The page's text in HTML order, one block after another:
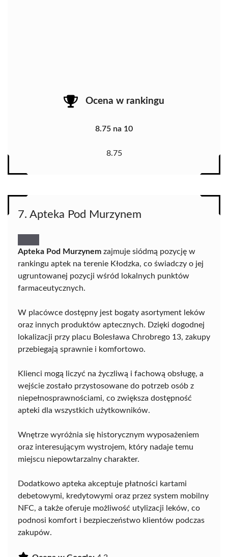
Ocena w rankingu
8.75 na 10
8.75
7. Apteka Pod Murzynem
Apteka Pod Murzynem zajmuje siódmą pozycję w
rankingu aptek na terenie Kłodzka, co świadczy o jej
ugruntowanej pozycji wśród lokalnych punktów
farmaceutycznych.
W placówce dostępny jest bogaty asortyment leków
oraz innych produktów aptecznych. Dzięki dogodnej
lokalizacji przy placu Bolesława Chrobrego 13, zakupy
przebiegają sprawnie i komfortowo.
Klienci mogą liczyć na życzliwą i fachową obsługę, a
wejście zostało przystosowane do potrzeb osób z
niepełnosprawnościami, co zwiększa dostępność
apteki dla wszystkich użytkowników.
Wnętrze wyróżnia się historycznym wyposażeniem
oraz interesującym wystrojem, który nadaje temu
miejscu niepowtarzalny charakter.
Dodatkowo apteka akceptuje płatności kartami
debetowymi, kredytowymi oraz przez system mobilny
NFC, a także oferuje możliwość utylizacji leków, co
podnosi komfort i bezpieczeństwo klientów podczas
zakupów.